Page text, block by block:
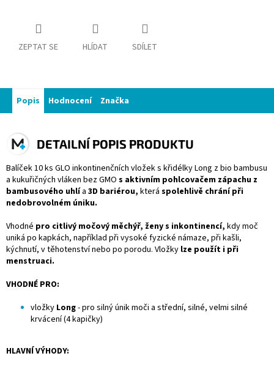
ZEPTAT SE HLÍDAT SDÍLET
Popis Hodnocení Značka
DETAILNÍ POPIS PRODUKTU
Balíček 10 ks GLO inkontinenčních vložek s křidélky Long z bio bambusu
a kukuřičných vláken bez GMO s aktivním pohlcovačem zápachu z
bambusového uhlía 3D bariérou, která spolehlivě chrání při
nedobrovolném úniku.
Vhodné pro citlivý močový měchýř, ženy s inkontinencí, kdy moč
uniká po kapkách, například při vysoké fyzické námaze, při kašli,
kýchnutí, v těhotenství nebo po porodu. Vložky lze použít i při
menstruaci.
VHODNÉ PRO:
vložky Long- pro silný únik moči a střední, silné, velmi silné
krvácení (4 kapičky)
HLAVNÍ VÝHODY: